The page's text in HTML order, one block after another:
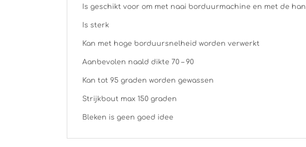
Is geschikt voor om met naai borduurmachine en met de
Is sterk
Kan met hoge borduursnelheid worden verwerkt
Aanbevolen naald dikte 70 – 90
Kan tot 95 graden worden gewassen
Strijkbout max 150 graden
Bleken is geen goed idee